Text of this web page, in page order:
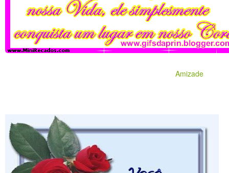
Amizade